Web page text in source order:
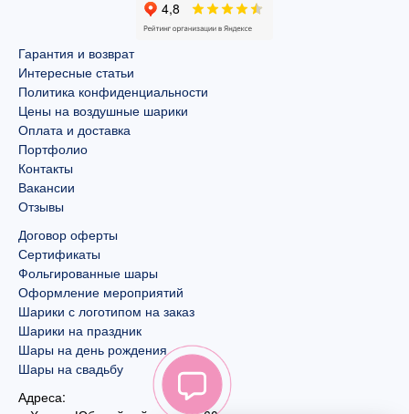
Гарантия и возврат
Интересные статьи
Политика конфиденциальности
Цены на воздушные шарики
Оплата и доставка
Портфолио
Контакты
Вакансии
Отзывы
Договор оферты
Сертификаты
Фольгированные шары
Оформление мероприятий
Шарики с логотипом на заказ
Шарики на праздник
Шары на день рождения
Шары на свадьбу
Адреса: